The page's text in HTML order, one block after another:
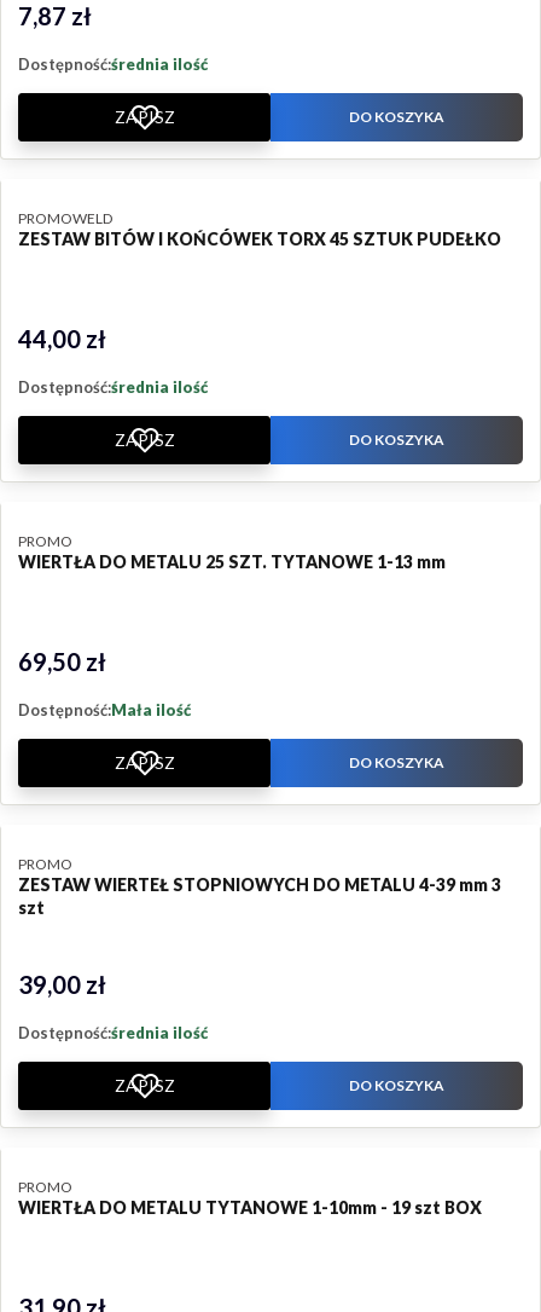
Cena
7,87 zł
Dostępność:średnia ilość
ZAPISZ DO KOSZYKA
ZESTAW BITÓW I KOŃCÓWEK TORX 45 SZTUK PUDEŁKO
PRODUCENT
PROMOWELD
Cena
44,00 zł
Dostępność:średnia ilość
ZAPISZ DO KOSZYKA
WIERTŁA DO METALU 25 SZT. TYTANOWE 1-13 mm
PRODUCENT
PROMO
Cena
69,50 zł
Dostępność:Mała ilość
ZAPISZ DO KOSZYKA
ZESTAW WIERTEŁ STOPNIOWYCH DO METALU 4-39 mm 3
szt
PRODUCENT
PROMO
Cena
39,00 zł
Dostępność:średnia ilość
ZAPISZ DO KOSZYKA
WIERTŁA DO METALU TYTANOWE 1-10mm - 19 szt BOX
PRODUCENT
PROMO
Cena